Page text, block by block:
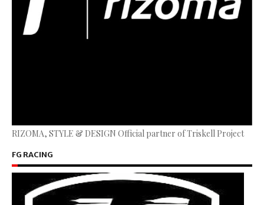
RIZOMA, STYLE & DESIGN Official partner of Triskell Project
FG RACING